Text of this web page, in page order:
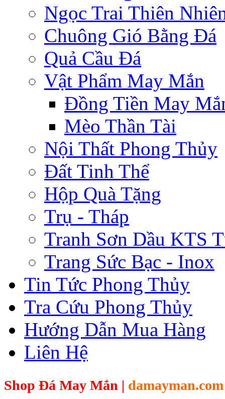
Ngọc Trai Thiên
Chuông Gió Bằng Đá
Quả Cầu Đá
Vật Phẩm May Mắn
Đồng Tiền May
Mèo Thần Tài
Nội Thất Phong Thủy
Đất Tinh Thể
Hộp Quà Tặng
Trụ - Tháp
Tranh Sơn Dầu KTS
Trang Sức Bạc - Inox
Tin Tức Phong Thủy
Tra Cứu Phong Thủy
Hướng Dẫn Mua Hàng
Liên Hệ
Shop Đá May Mắn | damayman.com